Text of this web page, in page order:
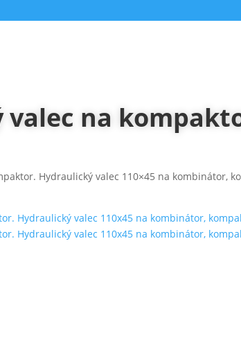
valec na
Hydraulický valec 110×45 na kombinátor,